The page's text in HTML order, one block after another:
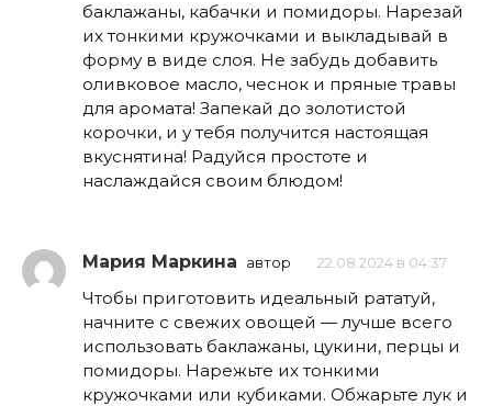
баклажаны, кабачки и помидоры. Нарезай
их тонкими кружочками и выкладывай в
форму в виде слоя. Не забудь добавить
оливковое масло, чеснок и пряные травы
для аромата! Запекай до золотистой
корочки, и у тебя получится настоящая
вкуснятина! Радуйся простоте и
наслаждайся своим блюдом!
Мария Маркина автор 22.08.2024 в 04:37
Чтобы приготовить идеальный рататуй,
начните с свежих овощей — лучше всего
использовать баклажаны, цукини, перцы и
помидоры. Нарежьте их тонкими
кружочками или кубиками. Обжарьте лук и